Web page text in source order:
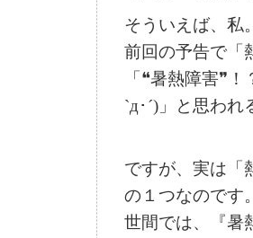
そういえば、私
前回の予告で「
「❝暑熱障害❞
`д･´)」と思わ
ですが、実は「
の１つなのです
世間では、『暑